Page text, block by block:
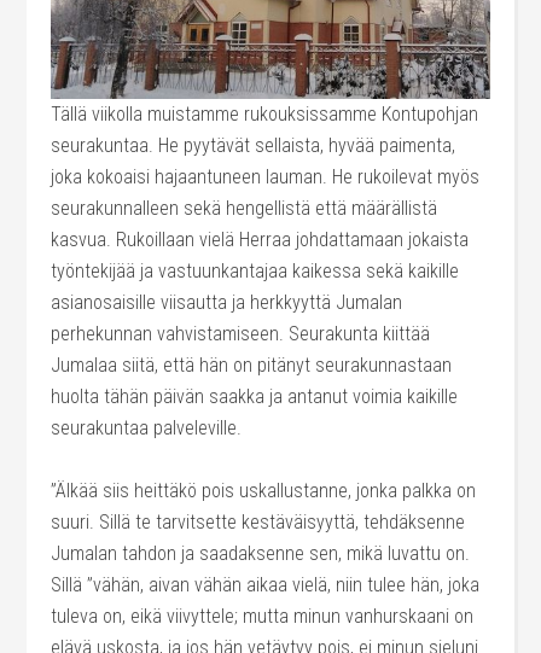
Tällä viikolla muistamme rukouksissamme Kontupohjan
seurakuntaa. He pyytävät sellaista, hyvää paimenta,
joka kokoaisi hajaantuneen lauman. He rukoilevat myös
seurakunnalleen sekä hengellistä että määrällistä
kasvua. Rukoillaan vielä Herraa johdattamaan jokaista
työntekijää ja vastuunkantajaa kaikessa sekä kaikille
asianosaisille viisautta ja herkkyyttä Jumalan
perhekunnan vahvistamiseen. Seurakunta kiittää
Jumalaa siitä, että hän on pitänyt seurakunnastaan
huolta tähän päivän saakka ja antanut voimia kaikille
seurakuntaa palveleville.
”Älkää siis heittäkö pois uskallustanne, jonka palkka on
suuri. Sillä te tarvitsette kestäväisyyttä, tehdäksenne
Jumalan tahdon ja saadaksenne sen, mikä luvattu on.
Sillä ”vähän, aivan vähän aikaa vielä, niin tulee hän, joka
tuleva on, eikä viivyttele; mutta minun vanhurskaani on
elävä uskosta, ja jos hän vetäytyy pois, ei minun sieluni